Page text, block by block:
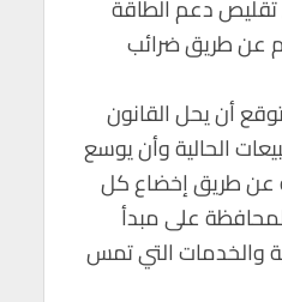
دعم الطاقة
عن طريق ضرائب
أن يحل القانون
الحالية وأن يوسع
عن طريق إخضاع كل
على مبدأ
والخدمات التي تمس